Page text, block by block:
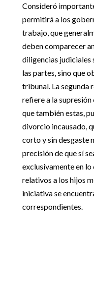
Consideró
permitirá a los
trabajo, que
deben comparecer
diligencias judiciales
las partes, sino que
tribunal. La segunda
refiere a la supresión
que también estas,
divorcio incausado,
corto y sin desgaste
precisión de que sí
exclusivamente en
relativos a los hijos
iniciativa se
correspondientes.